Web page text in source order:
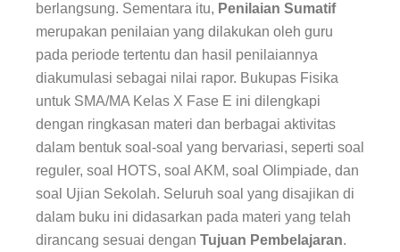
berlangsung. Sementara itu, Penilaian Sumatif
merupakan penilaian yang dilakukan oleh guru
pada periode tertentu dan hasil penilaiannya
diakumulasi sebagai nilai rapor. Bukupas Fisika
untuk SMA/MA Kelas X Fase E ini dilengkapi
dengan ringkasan materi dan berbagai aktivitas
dalam bentuk soal-soal yang bervariasi, seperti soal
reguler, soal HOTS, soal AKM, soal Olimpiade, dan
soal Ujian Sekolah. Seluruh soal yang disajikan di
dalam buku ini didasarkan pada materi yang telah
dirancang sesuai dengan Tujuan Pembelajaran.